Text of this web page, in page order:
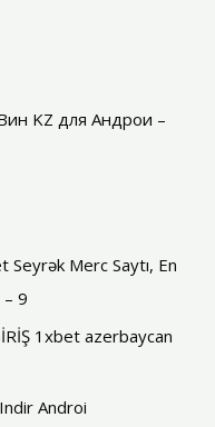
KZ для Андрои –
Merc Saytı, En
9
1xbet azerbaycan
Androi